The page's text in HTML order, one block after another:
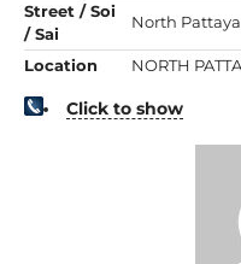
Street / Soi
/ Sai
North Pattaya
Location NORTH
Click to show